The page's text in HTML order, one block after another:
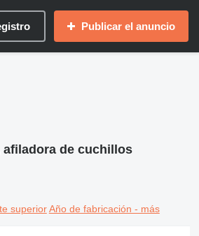
Publicar el anuncio
afiladora de cuchillos
superior Año de fabricación - más